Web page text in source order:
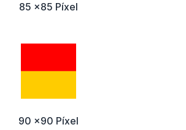
85 x85 Píxel
90 x90 Píxel